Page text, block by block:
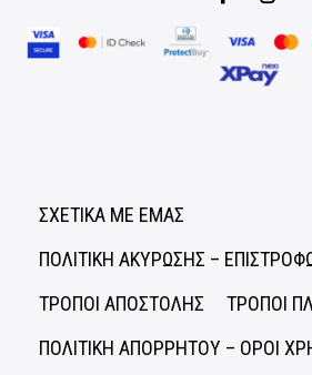
ΣΧΕΤΙΚΑ ΜΕ ΕΜΑΣ
ΠΟΛΙΤΙΚΗ ΑΚΥΡΩΣΗΣ –
ΤΡΟΠΟΙ ΑΠΟΣΤΟΛΗΣ
ΤΡΟΠΟΙ
ΠΟΛΙΤΙΚΗ ΑΠΟΡΡΗΤΟΥ – ΟΡΟΙ